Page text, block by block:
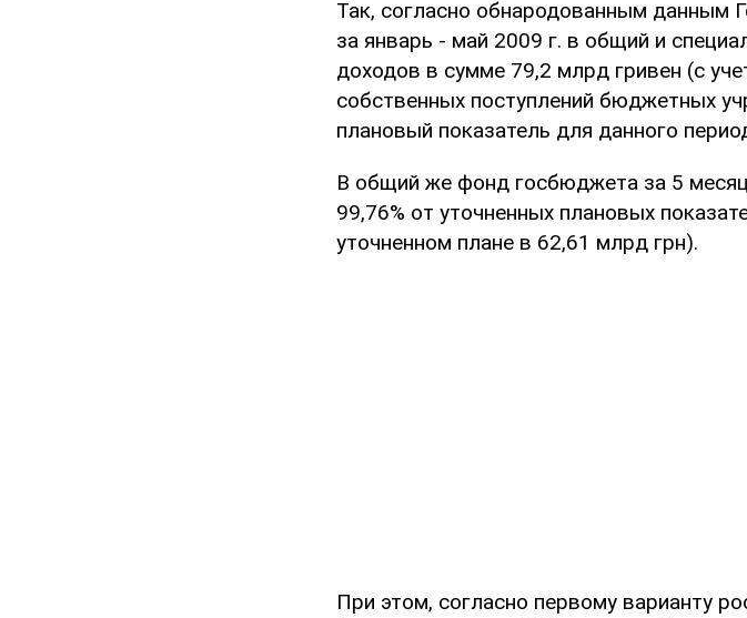
Так, согласно обнародованным данным
за январь - май 2009 г. в общий и
доходов в сумме 79,2 млрд гривен (с
собственных поступлений бюджетных
плановый показатель для данного
В общий же фонд госбюджета за 5
99,76% от уточненных плановых
уточненном плане в 62,61 млрд грн).
При этом, согласно первому варианту